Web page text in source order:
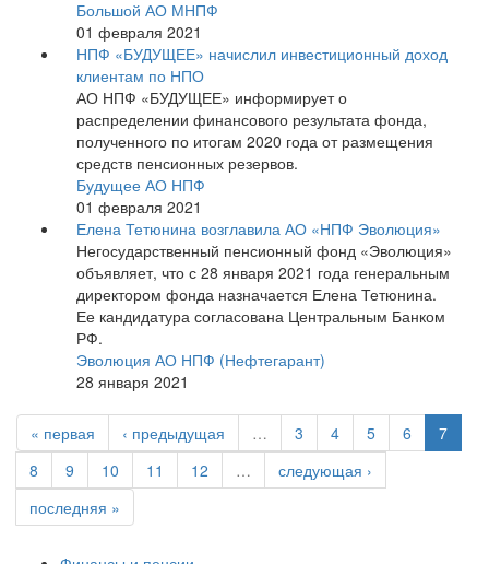
Большой АО МНПФ
01 февраля 2021
НПФ «БУДУЩЕЕ» начислил инвестиционный доход
клиентам по НПО
АО НПФ «БУДУЩЕЕ» информирует о
распределении финансового результата фонда,
полученного по итогам 2020 года от размещения
средств пенсионных резервов.
Будущее АО НПФ
01 февраля 2021
Елена Тетюнина возглавила АО «НПФ Эволюция»
Негосударственный пенсионный фонд «Эволюция»
объявляет, что с 28 января 2021 года генеральным
директором фонда назначается Елена Тетюнина.
Ее кандидатура согласована Центральным Банком
РФ.
Эволюция АО НПФ (Нефтегарант)
28 января 2021
« первая ‹ предыдущая … 3 4 5 6
7
8
9 10 11 12 …
следующая ›
последняя »